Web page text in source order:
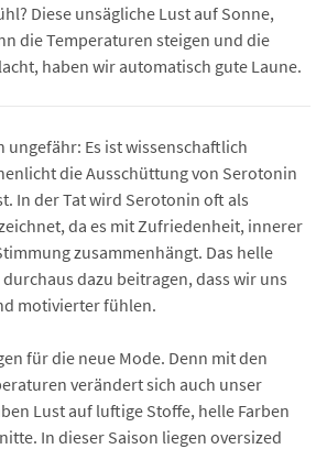
Diese unsägliche Lust auf Sonne,
die Temperaturen steigen und die
haben wir automatisch gute Laune.
ungefähr: Es ist wissenschaftlich
die Ausschüttung von Serotonin
In der Tat wird Serotonin oft als
da es mit Zufriedenheit, innerer
zusammenhängt. Das helle
dazu beitragen, dass wir uns
motivierter fühlen.
für die neue Mode. Denn mit den
verändert sich auch unser
Lust auf luftige Stoffe, helle Farben
In dieser Saison liegen oversized